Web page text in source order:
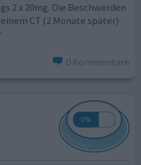
2 x 20mg. Die Beschwerden
CT (2 Monate später)
0 Kommentare